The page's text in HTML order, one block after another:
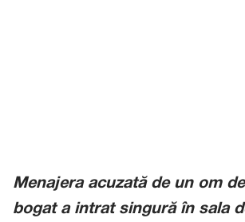
Menajera acuzată de un om
bogat a intrat singură în sala